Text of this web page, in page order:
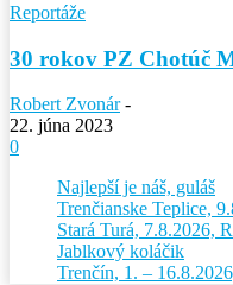
Reportáže
30 rokov PZ Chotúč
Robert Zvonár -
22. júna 2023
0
Najlepší je náš, guláš
Trenčianske Teplice,
Stará Turá, 7.8.2026,
Jablkový koláčik
Trenčín, 1. –